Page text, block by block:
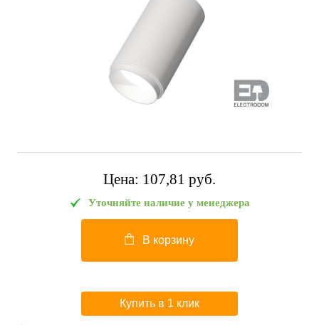
Цена: 107,81 pуб.
Уточняйте наличие у менеджера
В корзину
Купить в 1 клик